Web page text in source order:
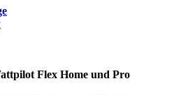
Flex Home und Pro